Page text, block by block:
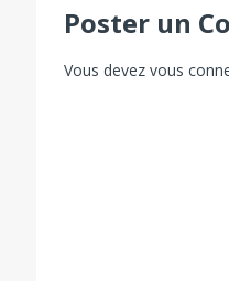
Poster un
Vous devez vous